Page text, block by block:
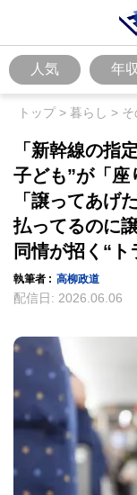
人気 年収
トップ> 暮らし > そ
「新幹線の指
子ども”が「
「譲ってあげ
払ってるのに
同情が招く“ト
執筆者 : 高柳政道
配信日: 2026.06.06